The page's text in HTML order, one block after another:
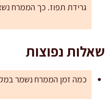
גרידת תפוז. כך הממרח
שאלות נפוצות
כמה זמן הממרח נשמר